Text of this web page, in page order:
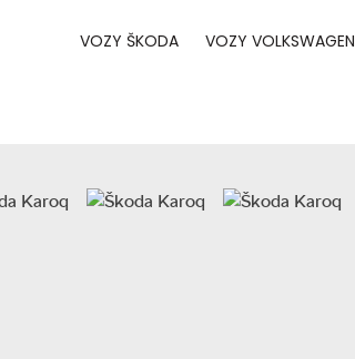
VOZY ŠKODA VOZY VOLKSWAGEN